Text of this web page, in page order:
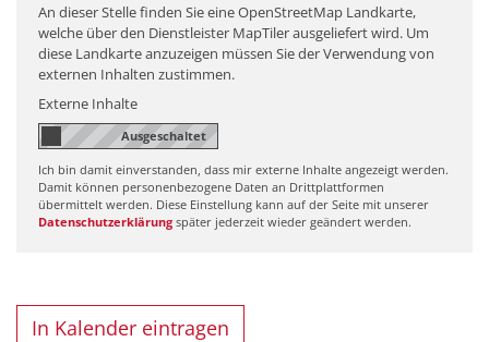
An dieser Stelle finden Sie eine OpenStreetMap Landkarte,
welche über den Dienstleister MapTiler ausgeliefert wird. Um
diese Landkarte anzuzeigen müssen Sie der Verwendung von
externen Inhalten zustimmen.
Externe Inhalte
Ich bin damit einverstanden, dass mir externe Inhalte angezeigt werden.
Damit können personenbezogene Daten an Drittplattformen
übermittelt werden. Diese Einstellung kann auf der Seite mit unserer
Datenschutzerklärung später jederzeit wieder geändert werden.
In Kalender eintragen